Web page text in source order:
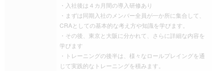
・入社後は４カ月間の導入研修あり
・まずは同期入社のメンバー全員が一か所に集合して、
CRAとしての基本的な考え方や知識を学びます。
・その後、東京と大阪に分かれて、さらに詳細な内容を
学びます
・トレーニングの後半は、様々なロールプレイングを通
じて実践的なトレーニングを積みます。